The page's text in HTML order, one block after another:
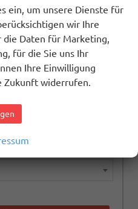
ein, um unsere Dienste für
wir Ihre
die Daten für Marketing,
für die Sie uns Ihr
Ihre Einwilligung
Zukunft widerrufen.